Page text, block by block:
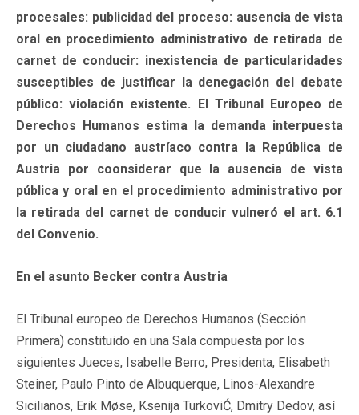
procesales: publicidad del proceso: ausencia de vista
oral en procedimiento administrativo de retirada de
carnet de conducir: inexistencia de particularidades
susceptibles de justificar la denegación del debate
público: violación existente. El Tribunal Europeo de
Derechos Humanos estima la demanda interpuesta
por un ciudadano austríaco contra la República de
Austria por coonsiderar que la ausencia de vista
pública y oral en el procedimiento administrativo por
la retirada del carnet de conducir vulneró el art. 6.1
del Convenio.
En el asunto Becker contra Austria
El Tribunal europeo de Derechos Humanos (Sección
Primera) constituido en una Sala compuesta por los
siguientes Jueces, Isabelle Berro, Presidenta, Elisabeth
Steiner, Paulo Pinto de Albuquerque, Linos-Alexandre
Sicilianos, Erik Møse, Ksenija TurkoviĆ, Dmitry Dedov, así